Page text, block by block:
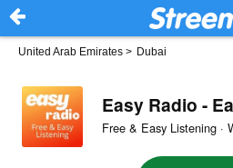
United Arab Emirates > Dubai
Easy Radio -
Free & Easy Listening ·